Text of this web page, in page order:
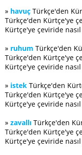
» havuç Türkçe'den
Türkçe'den Kürtçe'ye
Kürtçe'ye çeviride
» ruhum Türkçe'den
Türkçe'den Kürtçe'ye
Kürtçe'ye çeviride
» istek Türkçe'den
Türkçe'den Kürtçe'ye
Kürtçe'ye çeviride
» zavallı Türkçe'den
Türkçe'den Kürtçe'ye
Kürtçe'ye çeviride